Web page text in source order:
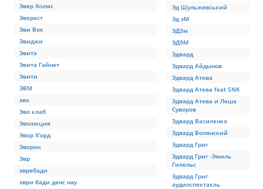
Эвер Холмс
Эверест
Эви Вок
Эвиджи
Эвита
Эвита Гайнет
Эвити
ЭВМ
эво
Эво клаб
Эволюция
Эвор Х'орд
Эворон
Эвр
эвребади
эври бади денс нау
Эд Шульжевський
Эд эМ
ЭД3м
ЭД9М
Эдвард
Эдвард Айдынов
Эдвард Атева
Эдвард Атева feat SNK
Эдвард Атева и Леша
Суворов
Эдвард Василенко
Эдвард Волянский
Эдвард Григ
Эдвард Григ -Эмиль
Гилельс
Эдвард Григ
аудиоспектакль